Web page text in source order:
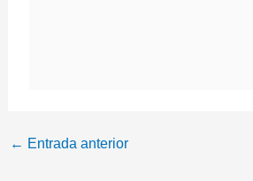
← Entrada anterior